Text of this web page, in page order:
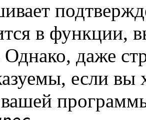
в функции,
даже
если